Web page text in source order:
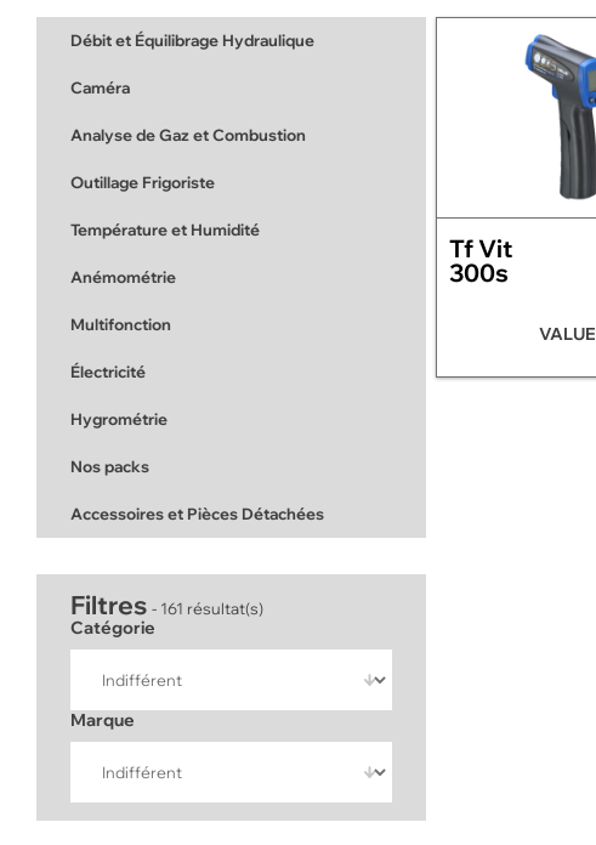
Débit et Équilibrage Hydraulique
Caméra
Analyse de Gaz et Combustion
Outillage Frigoriste
Température et Humidité
Anémométrie
Multifonction
Électricité
Hygrométrie
Nos packs
Accessoires et Pièces Détachées
Filtres - 161 résultat(s)
Catégorie
Marque
Tf Vit
300s
VALUE